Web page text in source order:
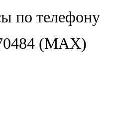
по телефону
(МАХ)